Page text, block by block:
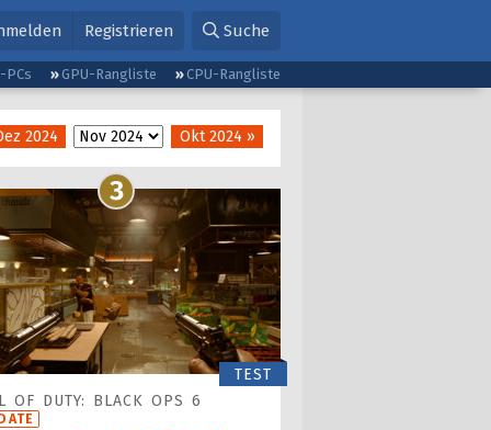
Registrieren Suche
PCs GPU-Rangliste CPU-Rangliste
2024 Okt 2024 »
3
TEST
OF DUTY: BLACK OPS 6